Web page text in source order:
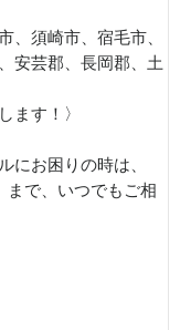
、須崎市、宿毛市、
安芸郡、長岡郡、土
ます！〉
にお困りの時は、
まで、いつでもご相